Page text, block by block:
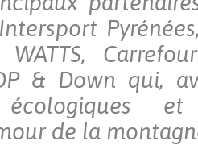
WATTS,
& Down qui,
et
de la